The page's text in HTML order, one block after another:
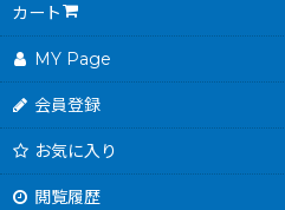
カート
MY Page
会員登録
お気に入り
閲覧履歴